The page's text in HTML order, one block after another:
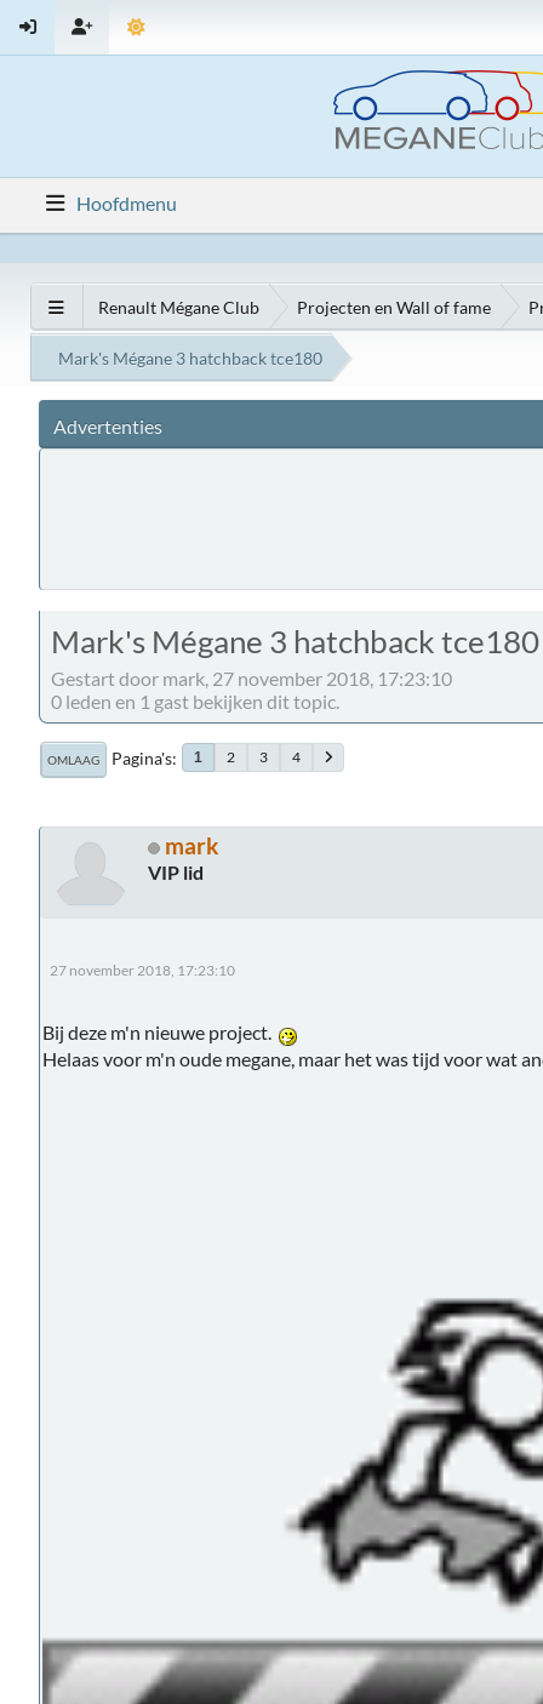
Hoofdmenu
Renault Mégane Club Projecten en Wall of fame
Mark's Mégane 3 hatchback tce180
Advertenties
Mark's Mégane 3 hatchback tce180
Gestart door mark, 27 november 2018, 17:23:10
0 leden en 1 gast bekijken dit topic.
OMLAAG Pagina's 1 2 3 4
mark
VIP lid
27 november 2018, 17:23:10
Bij deze m'n nieuwe project.
Helaas voor m'n oude megane, maar het was tijd voor wat